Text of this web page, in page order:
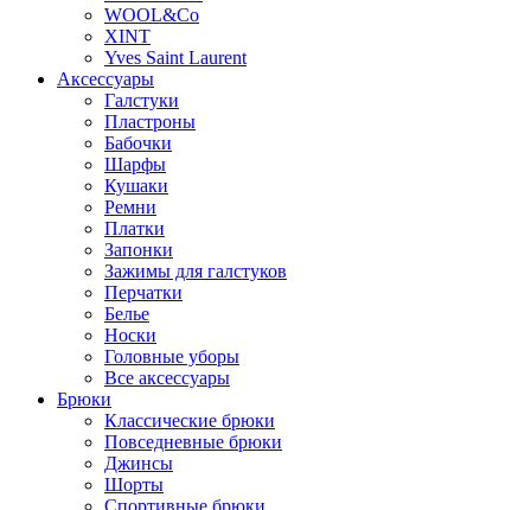
WOOL&Co
XINT
Yves Saint Laurent
Аксессуары
Галстуки
Пластроны
Бабочки
Шарфы
Кушаки
Ремни
Платки
Запонки
Зажимы для галстуков
Перчатки
Белье
Носки
Головные уборы
Все аксессуары
Брюки
Классические брюки
Повседневные брюки
Джинсы
Шорты
Спортивные брюки